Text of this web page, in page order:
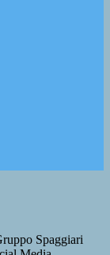
Spaggiari